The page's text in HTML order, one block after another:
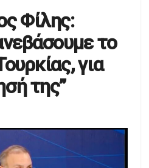
Φίλης:
το
για
της”